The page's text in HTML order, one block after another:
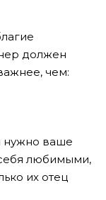
должен
чем:
нужно ваше
любимыми,
их отец